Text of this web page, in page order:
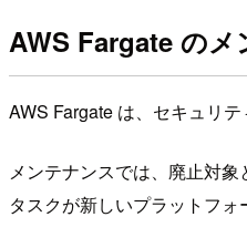
AWS Fargate のメ
AWS Fargate は、セキュリ
メンテナンスでは、廃止対
タスクが新しいプラットフォ